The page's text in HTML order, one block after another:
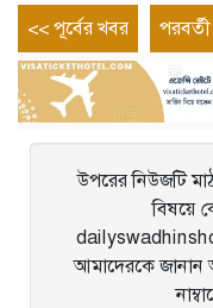
Post
navigation
<< পূর্বের খবর
entry
উপরের নিউজটি
বিষয়ে
আমাদেরকে